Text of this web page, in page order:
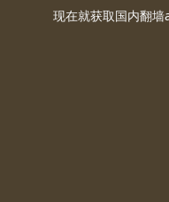
现在就获取国内翻